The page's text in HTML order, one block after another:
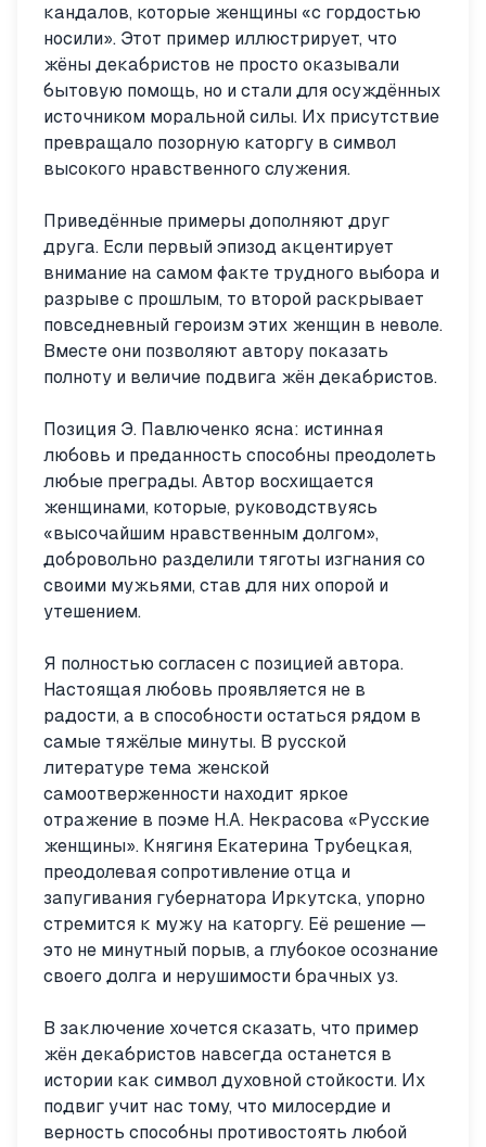
кандалов, которые женщины «с гордостью
носили». Этот пример иллюстрирует, что
жёны декабристов не просто оказывали
бытовую помощь, но и стали для осуждённых
источником моральной силы. Их присутствие
превращало позорную каторгу в символ
высокого нравственного служения.
Приведённые примеры дополняют друг
друга. Если первый эпизод акцентирует
внимание на самом факте трудного выбора и
разрыве с прошлым, то второй раскрывает
повседневный героизм этих женщин в неволе.
Вместе они позволяют автору показать
полноту и величие подвига жён декабристов.
Позиция Э. Павлюченко ясна: истинная
любовь и преданность способны преодолеть
любые преграды. Автор восхищается
женщинами, которые, руководствуясь
«высочайшим нравственным долгом»,
добровольно разделили тяготы изгнания со
своими мужьями, став для них опорой и
утешением.
Я полностью согласен с позицией автора.
Настоящая любовь проявляется не в
радости, а в способности остаться рядом в
самые тяжёлые минуты. В русской
литературе тема женской
самоотверженности находит яркое
отражение в поэме Н.А. Некрасова «Русские
женщины». Княгиня Екатерина Трубецкая,
преодолевая сопротивление отца и
запугивания губернатора Иркутска, упорно
стремится к мужу на каторгу. Её решение —
это не минутный порыв, а глубокое осознание
своего долга и нерушимости брачных уз.
В заключение хочется сказать, что пример
жён декабристов навсегда останется в
истории как символ духовной стойкости. Их
подвиг учит нас тому, что милосердие и
верность способны противостоять любой